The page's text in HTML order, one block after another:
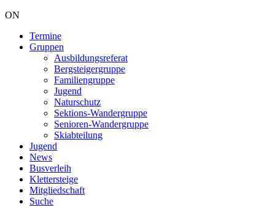
ON
Hauptnavigation
Termine
Gruppen
Ausbildungsreferat
Bergsteigergruppe
Familiengruppe
Jugend
Naturschutz
Sektions-Wandergruppe
Senioren-Wandergruppe
Skiabteilung
Jugend
News
Busverleih
Klettersteige
Mitgliedschaft
Suche